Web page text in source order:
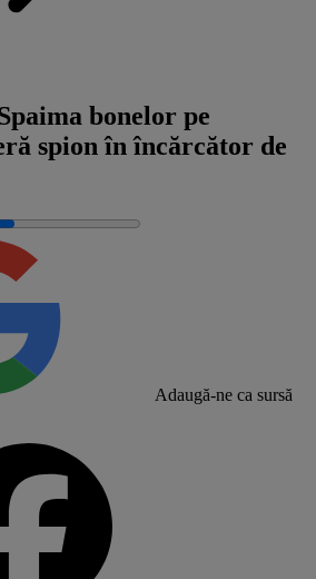
bonelor pe
spion în încărcător de
Adaugă-ne ca sursă